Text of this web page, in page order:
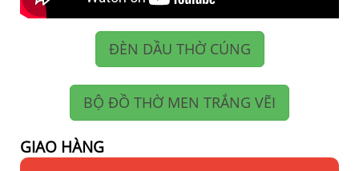
ĐÈN DẦU THỜ CÚNG
BỘ ĐỒ THỜ MEN TRẮNG VẼI
GIAO HÀNG